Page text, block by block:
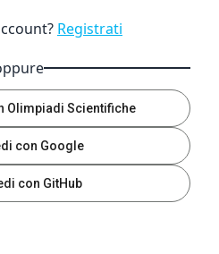
Registrati
Olimpiadi Scientifiche
con Google
con GitHub